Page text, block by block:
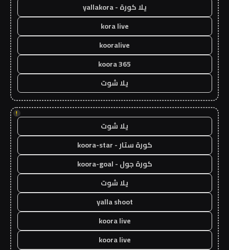
يلا كورة - yallakora
kora live
kooralive
koora 365
يلا شوت
!
يلا شوت
كورة ستار - koora-star
كورة جول - koora-goal
يلا شوت
yalla shoot
koora live
koora live